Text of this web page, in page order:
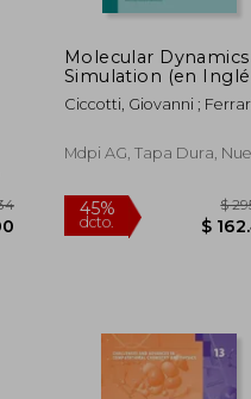
$ 325.86
$ 195.52
45%
dcto.
Molecular Dynamics
Simulation (en
Ciccotti, Giovanni ;
Mdpi AG, Tapa Dura,